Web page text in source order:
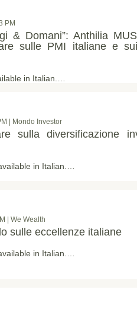
PM
& Domani”: Anthilia
sulle PMI italiane e
in Italian.…
| Mondo Investor
sulla diversificazione
in Italian.…
| We Wealth
sulle eccellenze italiane
in Italian.…